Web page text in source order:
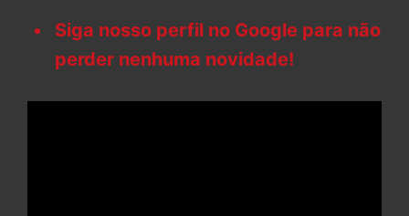
Siga nosso perfil no Google para não
perder nenhuma novidade!